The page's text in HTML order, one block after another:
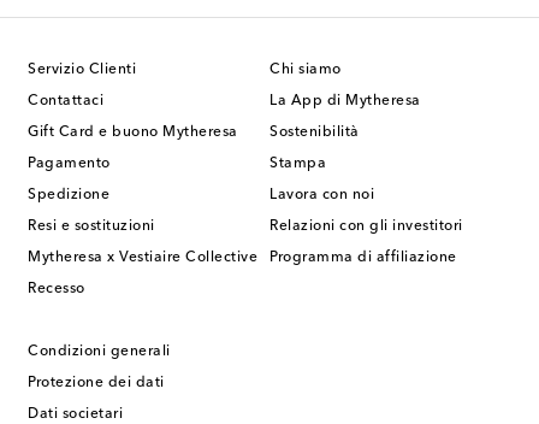
Servizio Clienti
Contattaci
Gift Card e buono Mytheresa
Pagamento
Spedizione
Resi e sostituzioni
Mytheresa x Vestiaire Collective
Recesso
Chi siamo
La App di Mytheresa
Sostenibilità
Stampa
Lavora con noi
Relazioni con gli investitori
Programma di affiliazione
Condizioni generali
Protezione dei dati
Dati societari